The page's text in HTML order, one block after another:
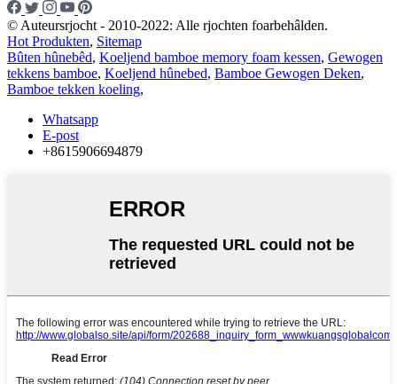
© Auteursrjocht - 2010-2022: Alle rjochten foarbehâlden.
Hot Produkten, Sitemap
Bûten hûnebêd, Koeljend bamboe memory foam kessen, Gewogen
tekkens bamboe, Koeljend hûnebed, Bamboe Gewogen Deken,
Bamboe tekken koeling,
Whatsapp
E-post
+8615906694879